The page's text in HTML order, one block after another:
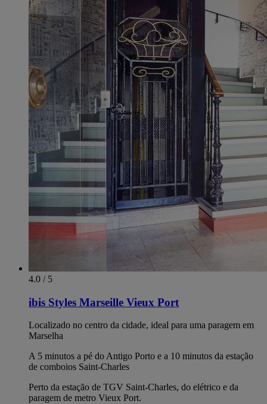
4.0 / 5
ibis Styles Marseille Vieux Port
Localizado no centro da cidade, ideal para uma paragem em
Marselha
A 5 minutos a pé do Antigo Porto e a 10 minutos da estação
de comboios Saint-Charles
Perto da estação de TGV Saint-Charles, do elétrico e da
paragem de metro Vieux Port.